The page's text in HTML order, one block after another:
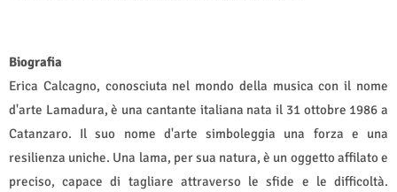
Biografia
Erica Calcagno, conosciuta nel mondo della musica con il nome
d'arte Lamadura, è una cantante italiana nata il 31 ottobre 1986 a
Catanzaro. Il suo nome d'arte simboleggia una forza e una
resilienza uniche. Una lama, per sua natura, è un oggetto affilato e
preciso, capace di tagliare attraverso le sfide e le difficoltà.